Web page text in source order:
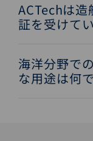
ACTechは
証を受けて
海洋分野で
な用途は何